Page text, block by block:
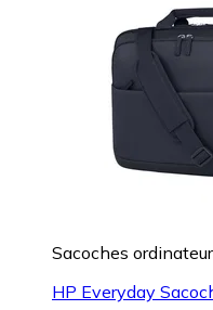
Sacoches
HP Everyday